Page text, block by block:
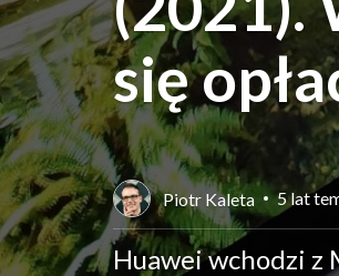
się
Piotr Kaleta 5 lat
Huawei wchodzi z